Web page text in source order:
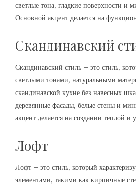
светлые тона, гладкие поверхности и
Основной акцент делается на
Скандинавский
Скандинавский стиль – это стиль,
светлыми тонами, натуральными
скандинавской кухне без навесных
деревянные фасады, белые стены и
акцент делается на создании теплой
Лофт
Лофт – это стиль, который
элементами, такими как кирпичные